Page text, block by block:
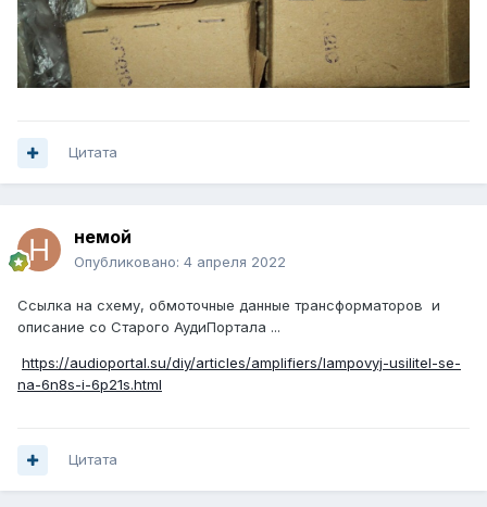
Цитата
немой
Опубликовано: 4 апреля 2022
Ссылка на схему, обмоточные данные трансформаторов и
описание со Старого АудиПортала ...
https://audioportal.su/diy/articles/amplifiers/lampovyj-usilitel-se-
na-6n8s-i-6p21s.html
Цитата